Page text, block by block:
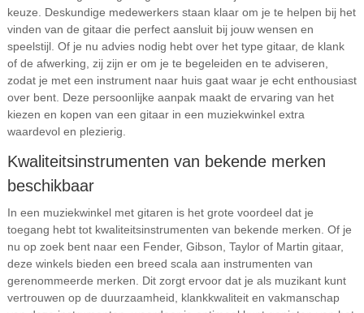
keuze. Deskundige medewerkers staan klaar om je te helpen bij het
vinden van de gitaar die perfect aansluit bij jouw wensen en
speelstijl. Of je nu advies nodig hebt over het type gitaar, de klank
of de afwerking, zij zijn er om je te begeleiden en te adviseren,
zodat je met een instrument naar huis gaat waar je echt enthousiast
over bent. Deze persoonlijke aanpak maakt de ervaring van het
kiezen en kopen van een gitaar in een muziekwinkel extra
waardevol en plezierig.
Kwaliteitsinstrumenten van bekende merken
beschikbaar
In een muziekwinkel met gitaren is het grote voordeel dat je
toegang hebt tot kwaliteitsinstrumenten van bekende merken. Of je
nu op zoek bent naar een Fender, Gibson, Taylor of Martin gitaar,
deze winkels bieden een breed scala aan instrumenten van
gerenommeerde merken. Dit zorgt ervoor dat je als muzikant kunt
vertrouwen op de duurzaamheid, klankkwaliteit en vakmanschap